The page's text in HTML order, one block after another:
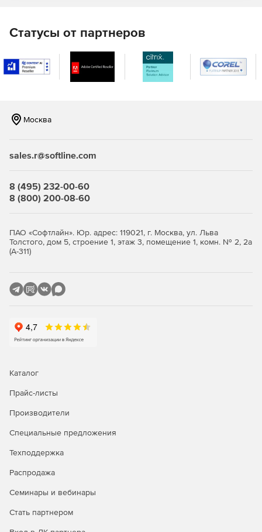
Базовый функционал:
геометрический редактор 2D;
модуль визуализации результатов обработки
модуль редактирования управляющих программ с
модуль создания и редактирования шрифтовых
библиотек в формате GSH - Gshv;
табличный постпроцессор;
Статусы от партнеров
Москва
sales.r@softline.com
8 (495) 232-00-60
8 (800) 200-08-60
ПАО «Софтлайн». Юр. адрес: 119021, г. Москва, ул. Льва
Толстого, дом 5, строение 1, этаж 3, помещение 1, комн. № 2, 2а
(А-311)
Каталог
Прайс-листы
Производители
Специальные предложения
Техподдержка
Распродажа
Семинары и вебинары
Стать партнером